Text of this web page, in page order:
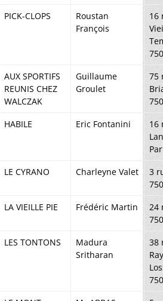
PICK-CLOPS
Roustan
François
16
AUX SPORTIFS
REUNIS CHEZ
WALCZAK
Guillaume
Groulet
75
HABILE Eric Fontanini
16
LE CYRANO Charleyne Valet
3
LA VIEILLE PIE
Frédéric Martin
24
LES TONTONS
Madura
Sritharan
38